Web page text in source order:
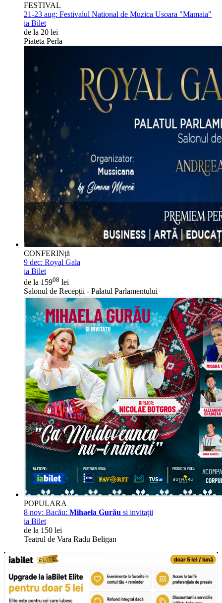
FESTIVAL
21-23 aug: Festivalul National de Muzica Usoara "Mamaia"
ia Bilet
de la 20 lei
Piateta Perla
CONFERINță
9 dec: Royal Gala
ia Bilet
de la 15908 lei
Salonul de Recepții - Palatul Parlamentului
POPULARA
8 nov: Bacău: Mihaela Gurău si invitații
ia Bilet
de la 150 lei
Teatrul de Vara Radu Beligan